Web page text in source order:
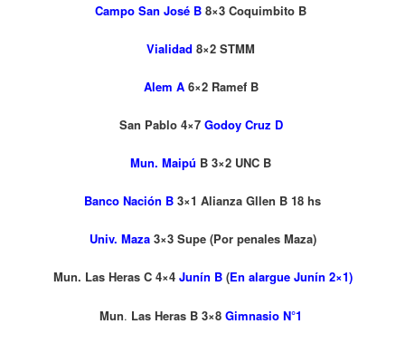
Campo San José B 8×3 Coquimbito B
Vialidad 8×2 STMM
Alem A6×2 Ramef B
San Pablo 4×7 Godoy Cruz D
Mun. Maipú B 3×2 UNC B
Banco Nación B 3×1 Alianza Gllen B 18 hs
Univ. Maza3×3 Supe (Por penales Maza)
Mun. Las Heras C 4×4 Junín B(En alargue Junín 2×1)
Mun. Las Heras B 3×8 Gimnasio N°1